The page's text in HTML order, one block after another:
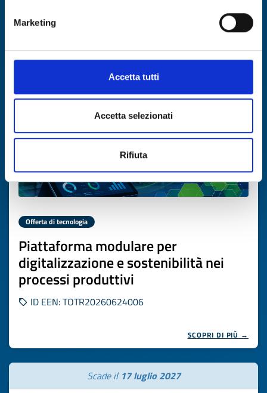
Marketing
Accetta tutti
Accetta selezionati
Rifiuta
SCOPRI DI PIÙ →
Offerta di tecnologia
Piattaforma modulare per
digitalizzazione e sostenibilità nei
processi produttivi
ID EEN: TOTR20260624006
SCOPRI DI PIÙ →
Scade il 17 luglio 2027